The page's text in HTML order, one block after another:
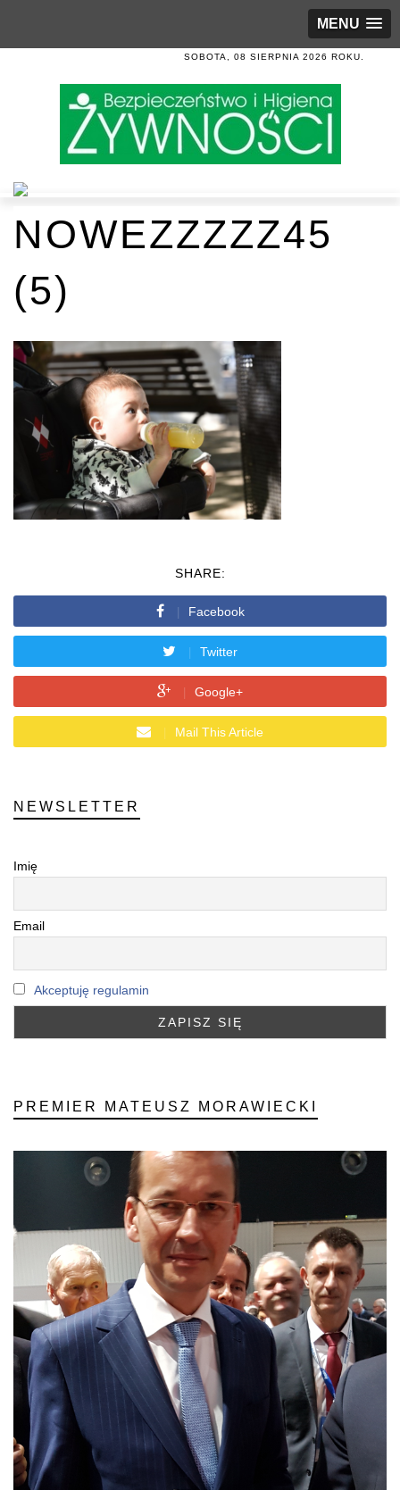
MENU
SOBOTA, 08 SIERPNIA 2026 ROKU.
NOWEZZZZZ45
(5)
SHARE:
Facebook
Twitter
Google+
Mail This Article
NEWSLETTER
Imię
Email
Akceptuję regulamin
PREMIER MATEUSZ MORAWIECKI